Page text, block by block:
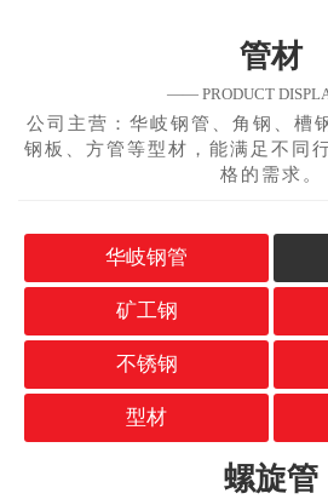
管材
—— PRODUCT
公司主营：华岐钢管、角钢、槽
钢板、方管等型材，能满足不同
格的需求。
华岐钢管
矿工钢
不锈钢
型材
螺旋管